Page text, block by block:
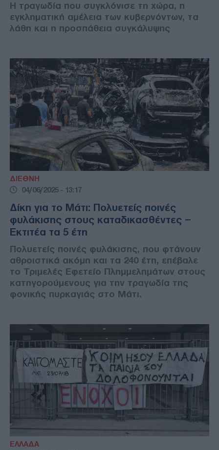
Η τραγωδία που συγκλόνισε τη χώρα, η
εγκληματική αμέλεια των κυβερνόντων, τα
λάθη και η προσπάθεια συγκάλυψης
ΔΙΕΘΝΗ
04/06/2025 - 13:17
Δίκη για το Μάτι: Πολυετείς ποινές
φυλάκισης στους καταδικασθέντες –
Εκτιτέα τα 5 έτη
Πολυετείς ποινές φυλάκισης, που φτάνουν
αθροιστικά ακόμη και τα 240 έτη, επέβαλε
το Τριμελές Εφετείο Πλημμελημάτων στους
κατηγορούμενους για την τραγωδία της
φονικής πυρκαγιάς στο Μάτι.
ΕΛΛΑΔΑ